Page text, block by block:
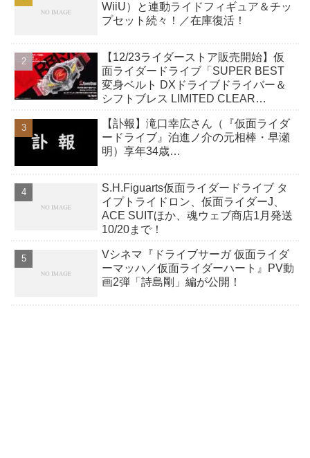
WiiU）と連動ライドフィギュア＆チッ
プセット続々！／在庫復活！
【12/23ライダーストア販売開始】仮
面ライダードライブ「SUPER BEST
変身ベルト DXドライブドライバー＆
シフトブレス LIMITED CLEAR
【訃報】滝口幸広さん（『仮面ライダ
ードライブ』泊進ノ介の元相棒・早瀬
明）享年34歳…
S.H.Figuarts仮面ライダードライブ タ
イプトライドロン、仮面ライダーJ、
ACE SUITほか、魂ウェブ商店1月発送
10/20まで！
Vシネマ『ドライブサーガ 仮面ライダ
ーマッハ／仮面ライダーハート』PV動
画2弾「詩島剛」編が公開！